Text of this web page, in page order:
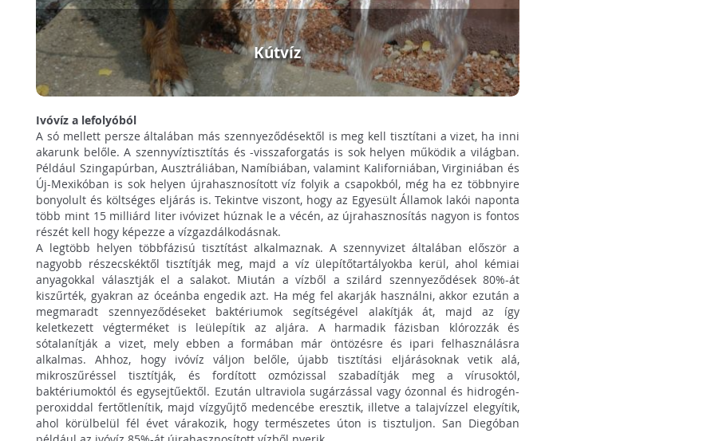
Kútvíz
Ivóvíz a lefolyóból
A só mellett persze általában más szennyeződésektől is meg kell tisztítani a vizet, ha inni
akarunk belőle. A szennyvíztisztítás és -visszaforgatás is sok helyen működik a világban.
Például Szingapúrban, Ausztráliában, Namíbiában, valamint Kaliforniában, Virginiában és
Új-Mexikóban is sok helyen újrahasznosított víz folyik a csapokból, még ha ez többnyire
bonyolult és költséges eljárás is. Tekintve viszont, hogy az Egyesült Államok lakói naponta
több mint 15 milliárd liter ivóvizet húznak le a vécén, az újrahasznosítás nagyon is fontos
részét kell hogy képezze a vízgazdálkodásnak.
A legtöbb helyen többfázisú tisztítást alkalmaznak. A szennyvizet általában először a
nagyobb részecskéktől tisztítják meg, majd a víz ülepítőtartályokba kerül, ahol kémiai
anyagokkal választják el a salakot. Miután a vízből a szilárd szennyeződések 80%-át
kiszűrték, gyakran az óceánba engedik azt. Ha még fel akarják használni, akkor ezután a
megmaradt szennyeződéseket baktériumok segítségével alakítják át, majd az így
keletkezett végterméket is leülepítik az aljára. A harmadik fázisban klórozzák és
sótalanítják a vizet, mely ebben a formában már öntözésre és ipari felhasználásra
alkalmas. Ahhoz, hogy ivóvíz váljon belőle, újabb tisztítási eljárásoknak vetik alá,
mikroszűréssel tisztítják, és fordított ozmózissal szabadítják meg a vírusoktól,
baktériumoktól és egysejtűektől. Ezután ultraviola sugárzással vagy ózonnal és hidrogén-
peroxiddal fertőtlenítik, majd vízgyűjtő medencébe eresztik, illetve a talajvízzel elegyítik,
ahol körülbelül fél évet várakozik, hogy természetes úton is tisztuljon. San Diegóban